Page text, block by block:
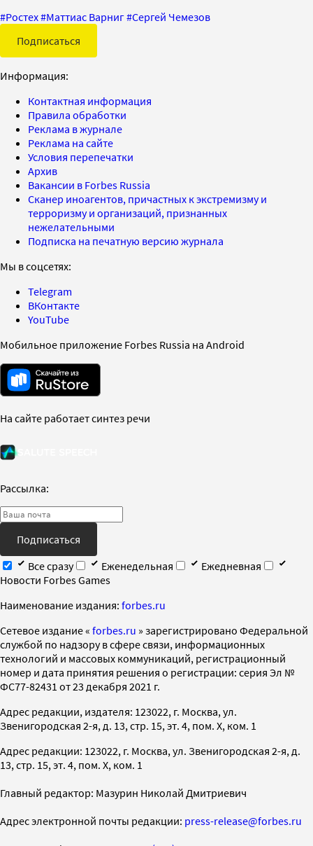
#Ростех#Маттиас Варниг#Сергей Чемезов
Подписаться
Информация:
Контактная информация
Правила обработки
Реклама в журнале
Реклама на сайте
Условия перепечатки
Архив
Вакансии в Forbes Russia
Сканер иноагентов, причастных к экстремизму и
терроризму и организаций, признанных
нежелательными
Подписка на печатную версию журнала
Мы в соцсетях:
Telegram
ВКонтакте
YouTube
Мобильное приложение Forbes Russia на Android
На сайте работает синтез речи
Рассылка:
Подписаться
Все сразу
Еженедельная
Ежедневная
Новости Forbes Games
Наименование издания: forbes.ru
Cетевое издание « forbes.ru » зарегистрировано Федеральной
службой по надзору в сфере связи, информационных
технологий и массовых коммуникаций, регистрационный
номер и дата принятия решения о регистрации: серия Эл №
ФС77-82431 от 23 декабря 2021 г.
Адрес редакции, издателя: 123022, г. Москва, ул.
Звенигородская 2-я, д. 13, стр. 15, эт. 4, пом. X, ком. 1
Адрес редакции: 123022, г. Москва, ул. Звенигородская 2-я, д.
13, стр. 15, эт. 4, пом. X, ком. 1
Главный редактор: Мазурин Николай Дмитриевич
Адрес электронной почты редакции: press-release@forbes.ru